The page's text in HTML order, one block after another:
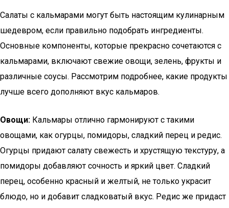
Салаты с кальмарами могут быть настоящим кулинарным
шедевром, если правильно подобрать ингредиенты.
Основные компоненты, которые прекрасно сочетаются с
кальмарами, включают свежие овощи, зелень, фрукты и
различные соусы. Рассмотрим подробнее, какие продукты
лучше всего дополняют вкус кальмаров.
Овощи: Кальмары отлично гармонируют с такими
овощами, как огурцы, помидоры, сладкий перец и редис.
Огурцы придают салату свежесть и хрустящую текстуру, а
помидоры добавляют сочность и яркий цвет. Сладкий
перец, особенно красный и желтый, не только украсит
блюдо, но и добавит сладковатый вкус. Редис же придаст